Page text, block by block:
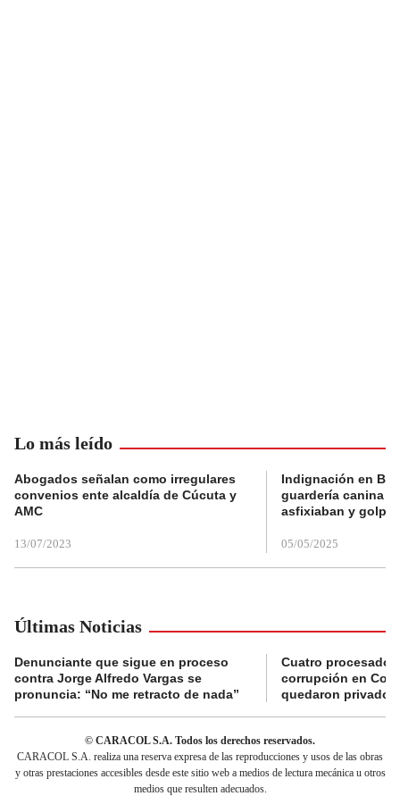
Lo más leído
Abogados señalan como irregulares
convenios ente alcaldía de Cúcuta y
AMC
13/07/2023
Indignación en
guardería canina
asfixiaban y
05/05/2025
Últimas Noticias
Denunciante que sigue en proceso
contra Jorge Alfredo Vargas se
pronuncia: “No me retracto de nada”
Cuatro
corrupción en
quedaron
© CARACOL S.A. Todos los derechos reservados.
CARACOL S.A. realiza una reserva expresa de las reproducciones y usos de las obras
y otras prestaciones accesibles desde este sitio web a medios de lectura mecánica u otros
medios que resulten adecuados.